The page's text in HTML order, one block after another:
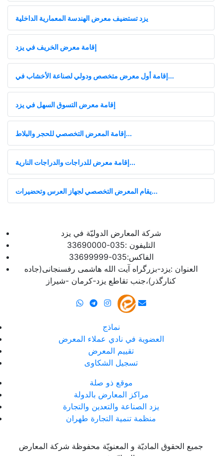
يزد تستضيف معرض الهندسة المعمارية الداخلية
إقامة معرض الخريف في يزد
إقامة أول معرض متخصص ودولي لصناعة الأخشاب في...
إقامة معرض التسوق السهل في يزد
إقامة المعرض التخصصي للحجر والبلاط...
إقامة معرض للدراجات والدراجات النارية...
يقام المعرض التخصصي لجهاز العرس وتحضيرات...
شرکة المعارض الدولیّة في یزد
التلیفون :035-33690000
الفاکس:035-33699999
العنوان :یزد-بزرگراه آیت الله هاشمی رفسنجانی(جاده
کنارگذر)،جنب تقاطع یزد-کرمان -شیراز
نماذج
العضوية في نادي عملاء المعرض
تقييم المعرض
تسجيل الشكاوى
موقع ذو صلة
مراكز المعارض بالدولة
يزد الصناعة والتعدين والتجارة
منظمة تنمية التجارة طهران
جمیع الحقوق المادیّة و المعنویّة محفوظة شرکة المعارض